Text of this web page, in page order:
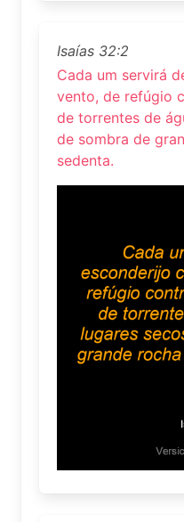
Isaías 32:2
Cada um servirá
vento, de refúgio
de torrentes de
de sombra de
sedenta.